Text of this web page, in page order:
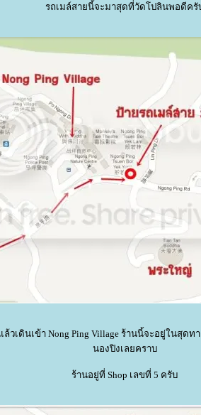
รถเมล์สายนี้จะมาสุดที่วัดโปลินพอดีครั
วเดินเข้า Nong Ping Village ร้านนี้จะอยู่ในสุด
นองปิงเลยคราบ
ร้านอยู่ที่ Shop เลขที่ 5 ครับ